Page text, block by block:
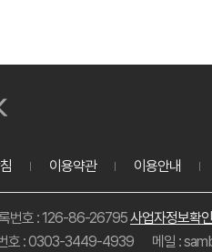
이용약관 이용안내
번호 : 126-86-26795사업자정보확인
호 : 0303-3449-4939
메일 :